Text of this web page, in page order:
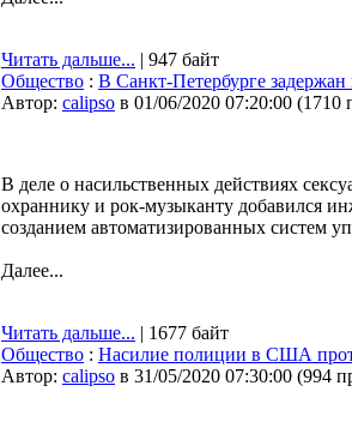
Читать дальше... | 947 байт
Общество : В Санкт-Петербурге
Автор: calipso в 01/06/2020 07:20:00 (1710
В деле о насильственных действиях
охраннику и рок-музыканту добавился
созданием автоматизированных систем
Далее...
Читать дальше... | 1677 байт
Общество : Насилие полиции в США
Автор: calipso в 31/05/2020 07:30:00 (994